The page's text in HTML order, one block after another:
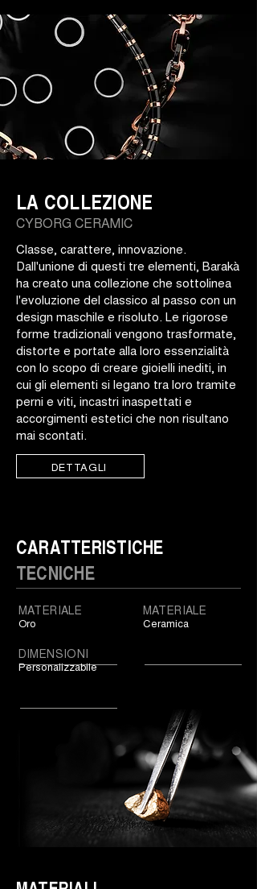
LA COLLEZIONE
CYBORG CERAMIC
Classe, carattere, innovazione.
Dall'unione di questi tre elementi, Barakà
ha creato una collezione che sottolinea
l'evoluzione del classico al passo con un
design maschile e risoluto. Le rigorose
forme tradizionali vengono trasformate,
distorte e portate alla loro essenzialità
con lo scopo di creare gioielli inediti, in
cui gli elementi si legano tra loro tramite
perni e viti, incastri inaspettati e
accorgimenti estetici che non risultano
mai scontati.
DETTAGLI
CARATTERISTICHE
TECNICHE
MATERIALE
Oro
DIMENSIONI
Personalizzabile
MATERIALE
Ceramica